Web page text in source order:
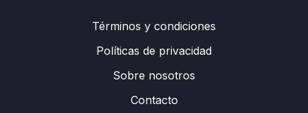
Términos y condiciones
Políticas de privacidad
Sobre nosotros
Contacto